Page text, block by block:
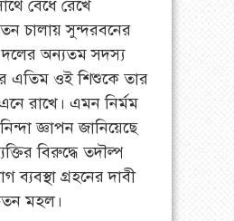
বেঁধে রেখে
চালায় সুন্দরবনের
অন্যতম সদস্য
এতিম ওই শিশুকে তার
রাখে। এমন নির্মম
জ্ঞাপন জানিয়েছে
বিরুদ্ধে তদৗল্প
ব্যবস্থা গ্রহনের দাবী
মহল।